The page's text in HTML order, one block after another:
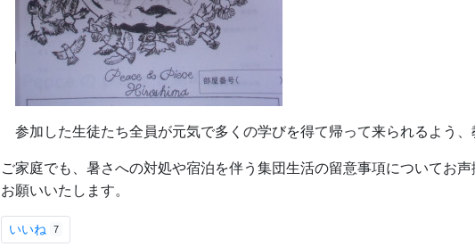
参加した生徒たち全員が元気で多くの学びを得て帰って来られるよう、
ご家庭でも、暑さへの対処や宿泊を伴う集団生活の留意事項についてお
お願いいたします。
いいね 7